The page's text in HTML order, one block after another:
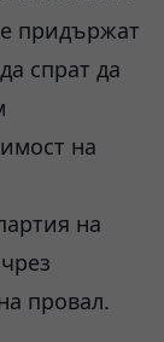
придържат
спрат да
на
на
провал.